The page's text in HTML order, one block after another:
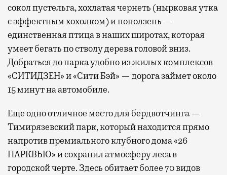
сокол пустельга, хохлатая чернеть (нырковая утка
с эффектным хохолком) и поползень —
единственная птица в наших широтах, которая
умеет бегать по стволу дерева головой вниз.
Добраться до парка удобно из жилых комплексов
«СИТИДЗЕН» и «Сити Бэй» — дорога займет около
15 минут на автомобиле.
Еще одно отличное место для бердвотчинга —
Тимирязевский парк, который находится прямо
напротив премиального клубного дома «26
ПАРКВЬЮ» и сохранил атмосферу леса в
городской черте. Здесь обитает более 70 видов